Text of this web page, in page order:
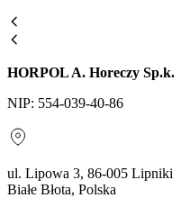
HORPOL A. Horeczy Sp.k.
NIP: 554-039-40-86
ul. Lipowa 3, 86-005 Lipniki
Białe Błota, Polska